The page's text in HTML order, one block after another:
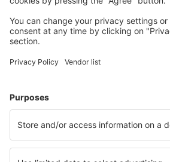
Cele mai căutate hoteluri de
Hoteluri în Grecia - Orașe populare
Hoteluri în Paros
Hoteluri în Kastoria Hoteluri în Delfi
Hoteluri în Nea Moudania Hoteluri în